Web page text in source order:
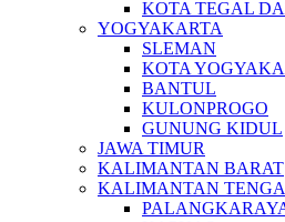
KOTA TEGAL
YOGYAKARTA
SLEMAN
KOTA
BANTUL
KULONPROGO
GUNUNG KIDUL
JAWA TIMUR
KALIMANTAN BARAT
KALIMANTAN
PALANGKARAYA